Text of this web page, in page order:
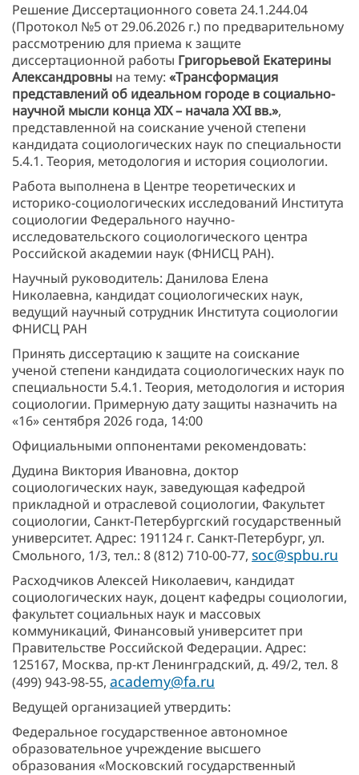
Решение Диссертационного совета 24.1.244.04
(Протокол №5 от 29.06.2026 г.) по предварительному
рассмотрению для приема к защите
диссертационной работы Григорьевой Екатерины
Александровны на тему: «Трансформация
представлений об идеальном городе в социально-
научной мысли конца XIX – начала XXI вв.»,
представленной на соискание ученой степени
кандидата социологических наук по специальности
5.4.1. Теория, методология и история социологии.
Работа выполнена в Центре теоретических и
историко-социологических исследований Института
социологии Федерального научно-
исследовательского социологического центра
Российской академии наук (ФНИСЦ РАН).
Научный руководитель: Данилова Елена
Николаевна, кандидат социологических наук,
ведущий научный сотрудник Института социологии
ФНИСЦ РАН
Принять диссертацию к защите на соискание
ученой степени кандидата социологических наук по
специальности 5.4.1. Теория, методология и история
социологии. Примерную дату защиты назначить на
«16» сентября 2026 года, 14:00
Официальными оппонентами рекомендовать:
Дудина Виктория Ивановна, доктор
социологических наук, заведующая кафедрой
прикладной и отраслевой социологии, Факультет
социологии, Санкт-Петербургский государственный
университет. Адрес: 191124 г. Санкт-Петербург, ул.
Смольного, 1/3, тел.: 8 (812) 710-00-77, soc@spbu.ru
Расходчиков Алексей Николаевич, кандидат
социологических наук, доцент кафедры социологии,
факультет социальных наук и массовых
коммуникаций, Финансовый университет при
Правительстве Российской Федерации. Адрес:
125167, Москва, пр-кт Ленинградский, д. 49/2, тел. 8
(499) 943-98-55, academy@fa.ru
Ведущей организацией утвердить:
Федеральное государственное автономное
образовательное учреждение высшего
образования «Московский государственный